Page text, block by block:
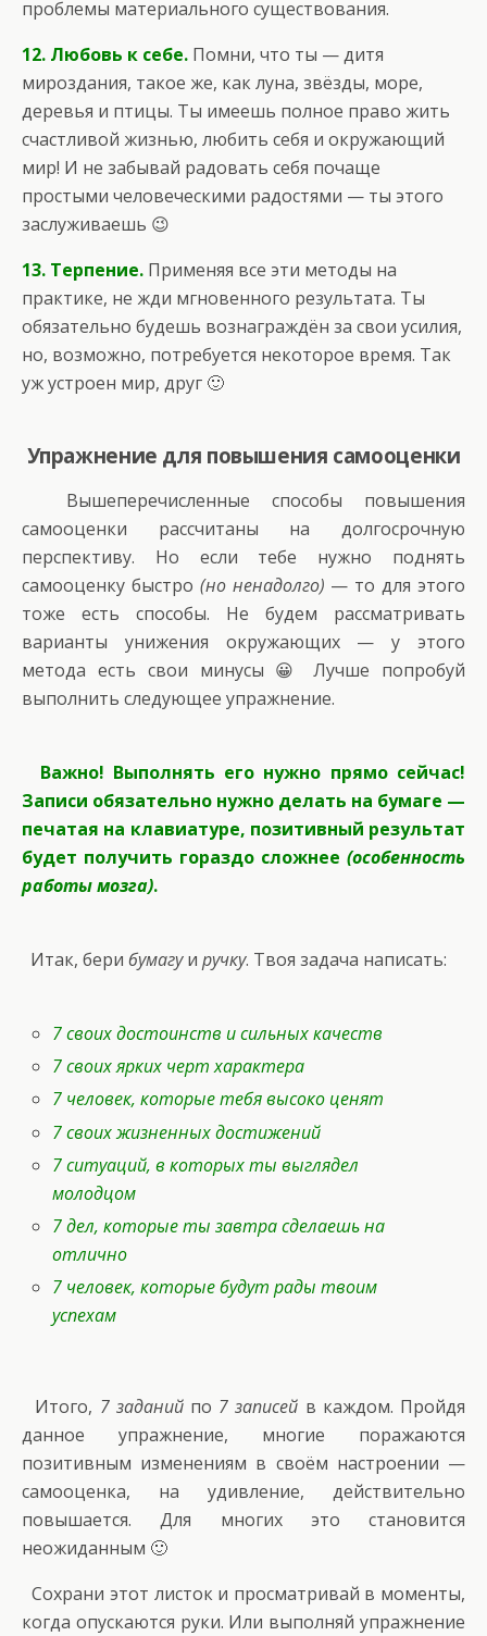
проблемы материального существования.
12. Любовь к себе. Помни, что ты — дитя
мироздания, такое же, как луна, звёзды, море,
деревья и птицы. Ты имеешь полное право жить
счастливой жизнью, любить себя и окружающий
мир! И не забывай радовать себя почаще
простыми человеческими радостями — ты этого
заслуживаешь 😉
13. Терпение. Применяя все эти методы на
практике, не жди мгновенного результата. Ты
обязательно будешь вознаграждён за свои усилия,
но, возможно, потребуется некоторое время. Так
уж устроен мир, друг 🙂
Упражнение для повышения самооценки
Вышеперечисленные способы повышения
самооценки рассчитаны на долгосрочную
перспективу. Но если тебе нужно поднять
самооценку быстро (но ненадолго) — то для этого
тоже есть способы. Не будем рассматривать
варианты унижения окружающих — у этого
метода есть свои минусы 😀 Лучше попробуй
выполнить следующее упражнение.
Важно! Выполнять его нужно прямо сейчас!
Записи обязательно нужно делать на бумаге —
печатая на клавиатуре, позитивный результат
будет получить гораздо сложнее (особенность
работы мозга).
Итак, бери бумагуи ручку. Твоя задача написать:
7 своих достоинств и сильных качеств
7 своих ярких черт характера
7 человек, которые тебя высоко ценят
7 своих жизненных достижений
7 ситуаций, в которых ты выглядел
молодцом
7 дел, которые ты завтра сделаешь на
отлично
7 человек, которые будут рады твоим
успехам
Итого, 7 заданийпо 7 записей в каждом. Пройдя
данное упражнение, многие поражаются
позитивным изменениям в своём настроении —
самооценка, на удивление, действительно
повышается. Для многих это становится
неожиданным 🙂
Сохрани этот листок и просматривай в моменты,
когда опускаются руки. Или выполняй упражнение